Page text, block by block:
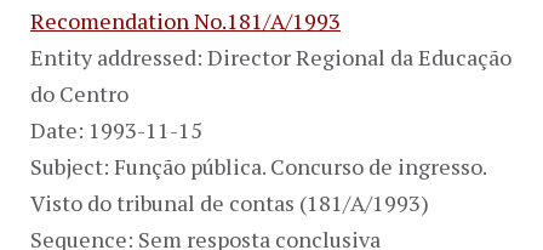
Recomendation No.181/A/1993
Entity addressed: Director Regional da Educação
do Centro
Date: 1993-11-15
Subject: Função pública. Concurso de ingresso.
Visto do tribunal de contas (181/A/1993)
Sequence: Sem resposta conclusiva